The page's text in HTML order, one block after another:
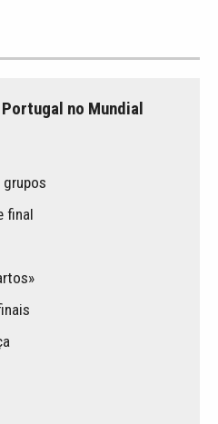
no Mundial
final